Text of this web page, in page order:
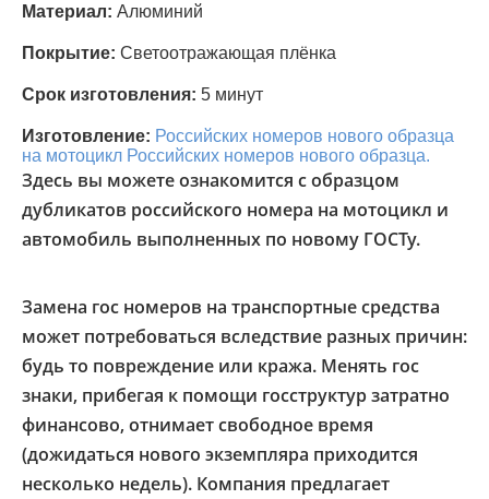
Материал: Алюминий
Покрытие: Светоотражающая плёнка
Срок изготовления: 5 минут
Изготовление: Российских номеров нового образца
на мотоцикл Российских номеров нового образца.
Здесь вы можете ознакомится с образцом
дубликатов российского номера на мотоцикл и
автомобиль выполненных по новому ГОСТу.
Замена гос номеров на транспортные средства
может потребоваться вследствие разных причин:
будь то повреждение или кража. Менять гос
знаки, прибегая к помощи госструктур затратно
финансово, отнимает свободное время
(дожидаться нового экземпляра приходится
несколько недель). Компания предлагает